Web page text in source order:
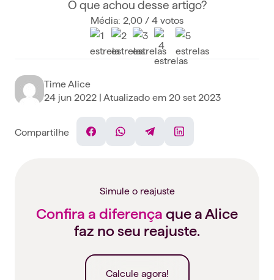
O que achou desse artigo?
Média: 2,00 / 4 votos
Time Alice
24 jun 2022 | Atualizado em 20 set 2023
Compartilhe
FacebookWhatsAppTelegramLinkedin
Simule o reajuste
Confira a diferença que a Alice
faz no seu reajuste.
Calcule agora!